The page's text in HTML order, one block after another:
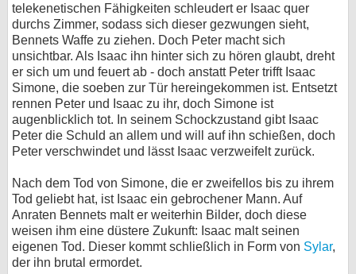
telekenetischen Fähigkeiten schleudert er Isaac quer
durchs Zimmer, sodass sich dieser gezwungen sieht,
Bennets Waffe zu ziehen. Doch Peter macht sich
unsichtbar. Als Isaac ihn hinter sich zu hören glaubt, dreht
er sich um und feuert ab - doch anstatt Peter trifft Isaac
Simone, die soeben zur Tür hereingekommen ist. Entsetzt
rennen Peter und Isaac zu ihr, doch Simone ist
augenblicklich tot. In seinem Schockzustand gibt Isaac
Peter die Schuld an allem und will auf ihn schießen, doch
Peter verschwindet und lässt Isaac verzweifelt zurück.
Nach dem Tod von Simone, die er zweifellos bis zu ihrem
Tod geliebt hat, ist Isaac ein gebrochener Mann. Auf
Anraten Bennets malt er weiterhin Bilder, doch diese
weisen ihm eine düstere Zukunft: Isaac malt seinen
eigenen Tod. Dieser kommt schließlich in Form von Sylar,
der ihn brutal ermordet.